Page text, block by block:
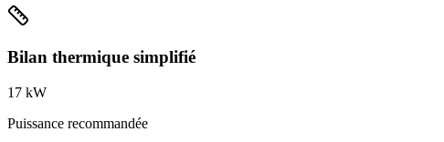
Bilan thermique simplifié
17 kW
Puissance recommandée